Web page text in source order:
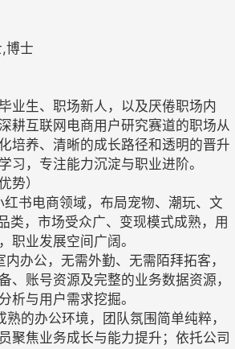
博士
业生、职场新人，以及厌倦职场内
耕互联网电商用户研究赛道的职场从
培养、清晰的成长路径和透明的晋升
习，专注能力沉淀与职业进阶。
势）
红书电商领域，布局宠物、潮玩、文
类，市场受众广、变现模式成熟，用
职业发展空间广阔。
办公，无需外勤、无需陌拜拓客，
、账号资源及完整的业务数据资源，
析与用户需求挖掘。
的办公环境，团队氛围简单纯粹，
聚焦业务成长与能力提升；依托公司